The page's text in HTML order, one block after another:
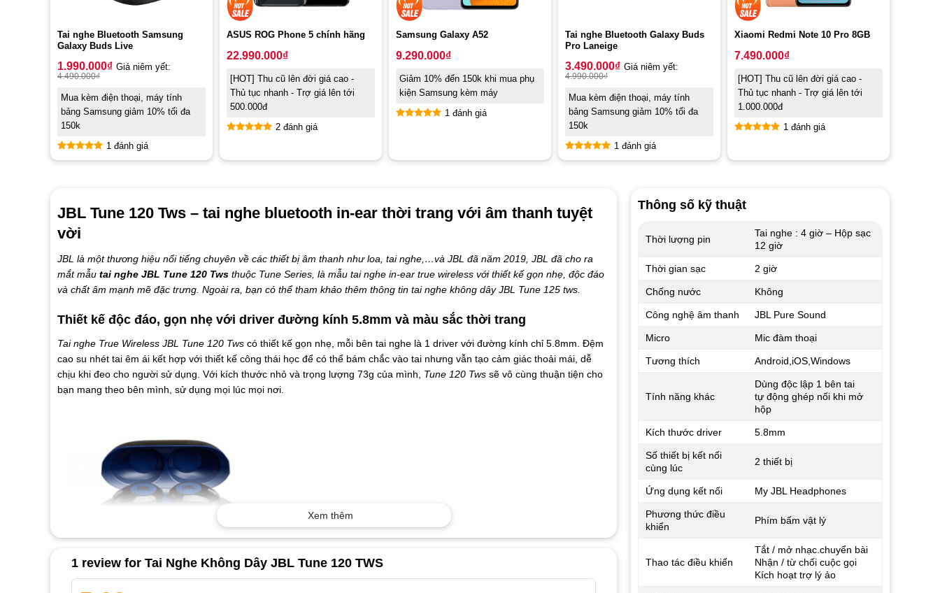
Tai nghe Bluetooth Samsung
Galaxy Buds Live
Rated5.00
1.990.000₫ Giá niêm yết:
4.490.000₫
Mua kèm điện thoại, máy tính
bảng Samsung giảm 10% tối đa
150k
1 đánh giá
ASUS ROG Phone 5 chính hãng
22.990.000₫
[HOT] Thu cũ lên đời giá cao -
Thủ tục nhanh - Trợ giá lên tới
500.000đ
2 đánh giá
Samsung Galaxy A52
9.290.000₫
Giảm 10% đến 150k khi mua phụ
kiện Samsung kèm máy
1 đánh giá
Tai nghe Bluetooth Galaxy Buds
Pro Laneige
Rated5.00
3.490.000₫ Giá niêm yết:
4.990.000₫
Mua kèm điện thoại, máy tính
bảng Samsung giảm 10% tối đa
150k
1 đánh giá
Xiaomi Redmi Note 10 Pro 8GB
7.490.000₫
[HOT] Thu cũ lên đời giá cao -
Thủ tục nhanh - Trợ giá lên tới
1.000.000đ
1 đánh giá
JBL Tune 120 Tws – tai nghe bluetooth in-ear thời trang với âm thanh tuyệt
vời
JBL là một thương hiệu nổi tiếng chuyên về các thiết bị âm thanh như loa, tai nghe,…và JBL đã năm 2019, JBL đã cho ra
mắt mẫu tai nghe JBL Tune 120 Twsthuộc Tune Series, là mẫu tai nghe in-ear true wireless với thiết kế gọn nhẹ, độc đáo
và chất âm mạnh mẽ đặc trưng. Ngoài ra, bạn có thể tham khảo thêm thông tin tai nghe không dây JBL Tune 125 tws.
Thiết kế độc đáo, gọn nhẹ với driver đường kính 5.8mm và màu sắc thời trang
Tai nghe True Wireless JBL Tune 120 Twscó thiết kế gọn nhẹ, mỗi bên tai nghe là 1 driver với đường kính chỉ 5.8mm. Đệm
cao su nhét tai êm ái kết hợp với thiết kế công thái học để có thể bám chắc vào tai nhưng vẫn tạo cảm giác thoải mái, dễ
chịu khi đeo cho người sử dụng. Với kích thước nhỏ và trọng lượng 73g của mình, Tune 120 Twssẽ vô cùng thuận tiện cho
bạn mang theo bên mình, sử dụng mọi lúc mọi nơi.
Xem thêm
1 review for Tai Nghe Không Dây JBL Tune 120 TWS
Thông số kỹ thuật
Thời lượng pin
Tai nghe : 4 giờ – Hộp sạc
12 giờ
Thời gian sạc 2 giờ
Chống nước Không
Công nghệ âm thanh JBL Pure Sound
Micro Mic đàm thoại
Tương thích Android,iOS,Windows
Tính năng khác
Dùng độc lập 1 bên tai
tự động ghép nối khi mở
hộp
Kích thước driver 5.8mm
Số thiết bị kết nối
cùng lúc
2 thiết bị
Ứng dụng kết nối My JBL Headphones
Phương thức điều
khiển
Phím bấm vật lý
Thao tác điều khiển
Tắt / mở nhạc.chuyển bài
Nhận / từ chối cuộc gọi
Kích hoạt trợ lý ảo